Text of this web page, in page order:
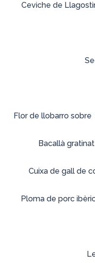
Ceviche de
Flor de llobarro
Bacallà
Cuixa de gall de
Ploma de porc